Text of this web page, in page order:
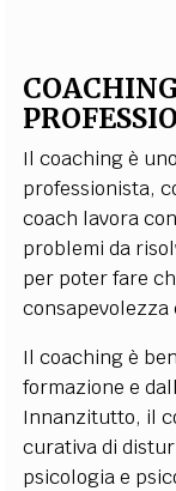
Il coaching è
professionista,
coach lavora
problemi da
per poter fare
Il coaching è
formazione e
Innanzitutto, il
curativa di
psicologia e